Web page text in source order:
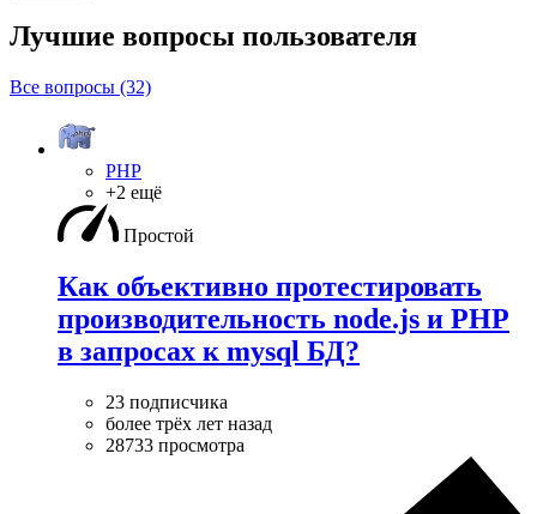
Лучшие вопросы пользователя
Все вопросы (32)
PHP
+2 ещё
Простой
Как объективно протестировать
производительность node.js и PHP
в запросах к mysql БД?
23 подписчика
более трёх лет назад
28733 просмотра